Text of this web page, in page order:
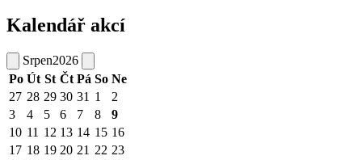
Kalendář akcí
Srpen2026
Po Út St Čt Pá So Ne
27 28 29 30 31 1
2
3
4 5 6 7 8
9
10 11 12 13 14 15 16
17 18 19 20 21 22 23